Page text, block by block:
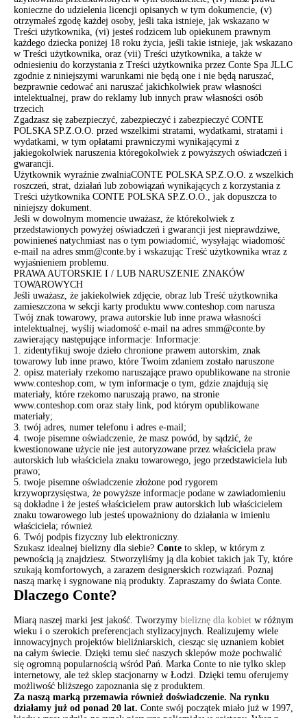
konieczne do udzielenia licencji opisanych w tym dokumencie, (v)
otrzymałeś zgodę każdej osoby, jeśli taka istnieje, jak wskazano w
Treści użytkownika, (vi) jesteś rodzicem lub opiekunem prawnym
każdego dziecka poniżej 18 roku życia, jeśli takie istnieje, jak wskazano
w Treści użytkownika, oraz (vii) Treści użytkownika, a także w
odniesieniu do korzystania z Treści użytkownika przez Conte Spa JLLC
zgodnie z niniejszymi warunkami nie będą one i nie będą naruszać,
bezprawnie cedować ani naruszać jakichkolwiek praw własności
intelektualnej, praw do reklamy lub innych praw własności osób
trzecich
Zgadzasz się zabezpieczyć, zabezpieczyć i zabezpieczyć CONTE
POLSKA SP.Z.O.O. przed wszelkimi stratami, wydatkami, stratami i
wydatkami, w tym opłatami prawniczymi wynikającymi z
jakiegokolwiek naruszenia któregokolwiek z powyższych oświadczeń i
gwarancji.
Użytkownik wyraźnie zwalniaCONTE POLSKA SP.Z.O.O. z wszelkich
roszczeń, strat, działań lub zobowiązań wynikających z korzystania z
Treści użytkownika CONTE POLSKA SP.Z.O.O., jak dopuszcza to
niniejszy dokument.
Jeśli w dowolnym momencie uważasz, że którekolwiek z
przedstawionych powyżej oświadczeń i gwarancji jest nieprawdziwe,
powinieneś natychmiast nas o tym powiadomić, wysyłając wiadomość
e-mail na adres smm@conte.by i wskazując Treść użytkownika wraz z
wyjaśnieniem problemu.
PRAWA AUTORSKIE I / LUB NARUSZENIE ZNAKÓW
TOWAROWYCH
Jeśli uważasz, że jakiekolwiek zdjęcie, obraz lub Treść użytkownika
zamieszczona w sekcji karty produktu www.conteshop.com narusza
Twój znak towarowy, prawa autorskie lub inne prawa własności
intelektualnej, wyślij wiadomość e-mail na adres smm@conte.by
zawierający następujące informacje: Informacje:
1. zidentyfikuj swoje dzieło chronione prawem autorskim, znak
towarowy lub inne prawo, które Twoim zdaniem zostało naruszone
2. opisz materiały rzekomo naruszające prawo opublikowane na stronie
www.conteshop.com, w tym informacje o tym, gdzie znajdują się
materiały, które rzekomo naruszają prawo, na stronie
www.conteshop.com oraz stały link, pod którym opublikowane
materiały;
3. twój adres, numer telefonu i adres e-mail;
4. twoje pisemne oświadczenie, że masz powód, by sądzić, że
kwestionowane użycie nie jest autoryzowane przez właściciela praw
autorskich lub właściciela znaku towarowego, jego przedstawiciela lub
prawo;
5. twoje pisemne oświadczenie złożone pod rygorem
krzywoprzysięstwa, że ​​powyższe informacje podane w zawiadomieniu
są dokładne i że jesteś właścicielem praw autorskich lub właścicielem
znaku towarowego lub jesteś upoważniony do działania w imieniu
właściciela; również
6. Twój podpis fizyczny lub elektroniczny.
Szukasz idealnej bielizny dla siebie? Conte to sklep, w którym z
pewnością ją znajdziesz. Stworzyliśmy ją dla kobiet takich jak Ty, które
szukają komfortowych, a zarazem designerskich rozwiązań. Poznaj
naszą markę i sygnowane nią produkty. Zapraszamy do świata Conte.
Dlaczego Conte?
Miarą naszej marki jest jakość. Tworzymy bieliznę dla kobiet w różnym
wieku i o szerokich preferencjach stylizacyjnych. Realizujemy wiele
innowacyjnych projektów bieliźniarskich, ciesząc się uznaniem kobiet
na całym świecie. Dzięki temu sieć naszych sklepów może pochwalić
się ogromną popularnością wśród Pań. Marka Conte to nie tylko sklep
internetowy, ale też sklep stacjonarny w Łodzi. Dzięki temu oferujemy
możliwość bliższego zapoznania się z produktem.
Za naszą marką przemawia również doświadczenie. Na rynku
działamy już od ponad 20 lat. Conte swój początek miało już w 1997,